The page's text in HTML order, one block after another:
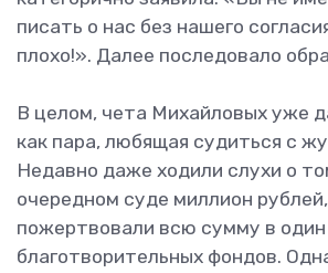
писать о нас без нашего
плохо!». Далее последовало
В целом, чета Михайловых уже
как пара, любящая судиться с
Недавно даже ходили слухи о
очередном суде миллион
пожертвовали всю сумму в один
благотворительных фондов.